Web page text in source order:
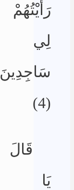
رَأَيْتُهُمْ
لِي
سَاجِدِينَ
(4)
قَالَ
يَا